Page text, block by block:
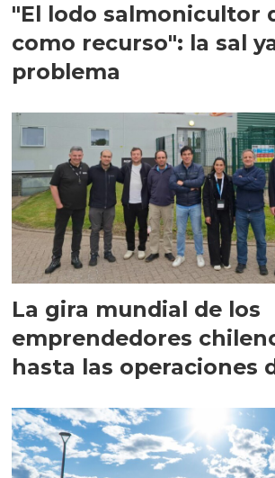
"El lodo salmonicultor
como recurso": la sal
problema
La gira mundial de los
emprendedores
hasta las operaciones